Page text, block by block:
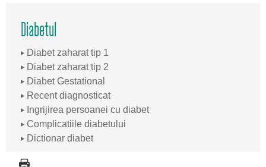
Diabetul
Diabet zaharat tip 1
Diabet zaharat tip 2
Diabet Gestational
Recent diagnosticat
Ingrijirea persoanei cu diabet
Complicatiile diabetului
Dictionar diabet